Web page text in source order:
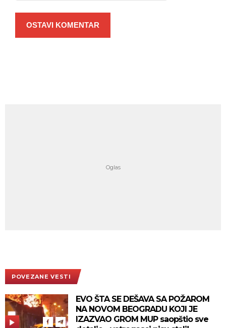
OSTAVI KOMENTAR
POVEZANE VESTI
EVO ŠTA SE DEŠAVA SA POŽAROM
NA NOVOM BEOGRADU KOJI JE
IZAZVAO GROM MUP saopštio sve